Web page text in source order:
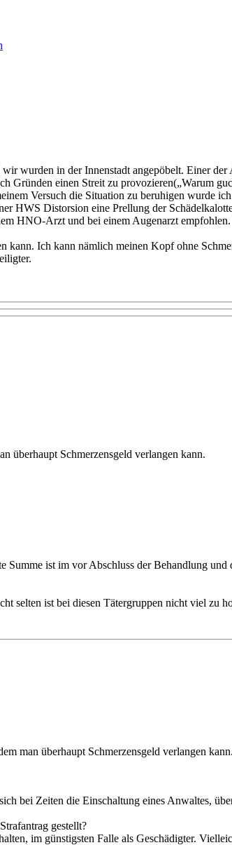
wurden in der Innenstadt angepöbelt. Einer der
Gründen einen Streit zu provozieren(„Warum
Versuch die Situation zu beruhigen wurde
HWS Distorsion eine Prellung der
HNO-Arzt und bei einem Augenarzt empfohlen.
kann. Ich kann nämlich meinen Kopf ohne
überhaupt Schmerzensgeld verlangen kann.
Summe ist im vor Abschluss der Behandlung
selten ist bei diesen Tätergruppen nicht viel zu
man überhaupt Schmerzensgeld verlangen kann.
bei Zeiten die Einschaltung eines Anwaltes,
gestellt?
im günstigsten Falle als Geschädigter.